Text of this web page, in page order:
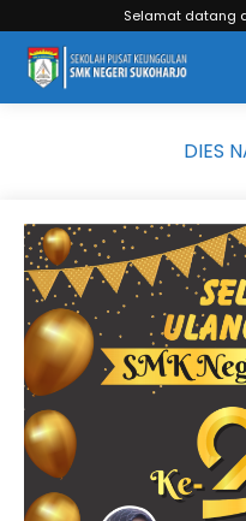
Selamat datang di
DIES